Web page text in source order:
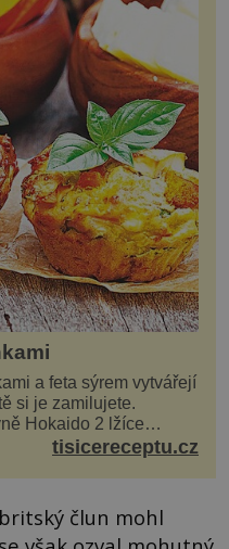
a feta sýrem vytvářejí
si je zamilujete.
Hokaido 2 lžíce
špen...
tisicereceptu.cz
člun mohl